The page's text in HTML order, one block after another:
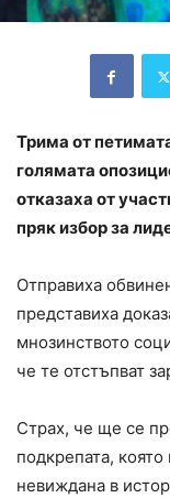
Трима от
голямата
отказаха от
пряк избор за
Отправиха
представиха
мнозинството
че те отстъпват
Страх, че ще се
подкрепата,
невиждана в